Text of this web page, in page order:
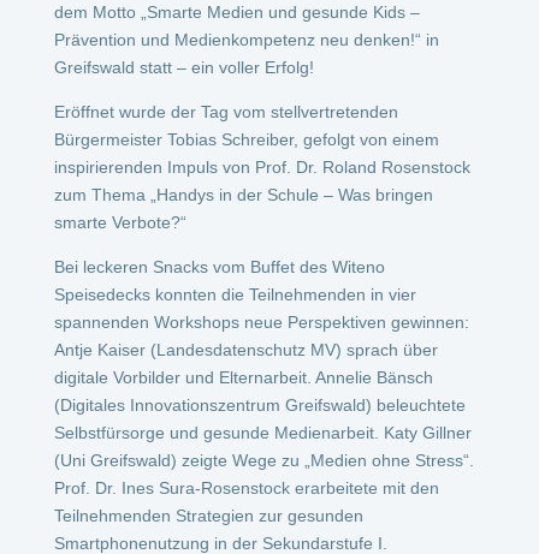
dem Motto „Smarte Medien und gesunde Kids –
Prävention und Medienkompetenz neu denken!“ in
Greifswald statt – ein voller Erfolg!
Eröffnet wurde der Tag vom stellvertretenden
Bürgermeister Tobias Schreiber, gefolgt von einem
inspirierenden Impuls von Prof. Dr. Roland Rosenstock
zum Thema „Handys in der Schule – Was bringen
smarte Verbote?“
Bei leckeren Snacks vom Buffet des Witeno
Speisedecks konnten die Teilnehmenden in vier
spannenden Workshops neue Perspektiven gewinnen:
Antje Kaiser (Landesdatenschutz MV) sprach über
digitale Vorbilder und Elternarbeit. Annelie Bänsch
(Digitales Innovationszentrum Greifswald) beleuchtete
Selbstfürsorge und gesunde Medienarbeit. Katy Gillner
(Uni Greifswald) zeigte Wege zu „Medien ohne Stress“.
Prof. Dr. Ines Sura-Rosenstock erarbeitete mit den
Teilnehmenden Strategien zur gesunden
Smartphonenutzung in der Sekundarstufe I.